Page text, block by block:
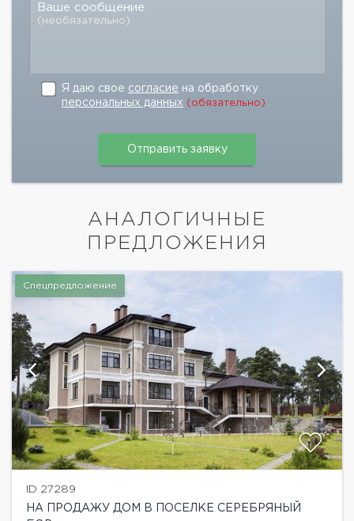
Ваше сообщение
(необязательно)
Я даю свое согласие на обработку
персональных данных (обязательно)
АНАЛОГИЧНЫЕ
ПРЕДЛОЖЕНИЯ
Спецпредложение
ID 27289
НА ПРОДАЖУ ДОМ В ПОСЕЛКЕ СЕРЕБРЯНЫЙ